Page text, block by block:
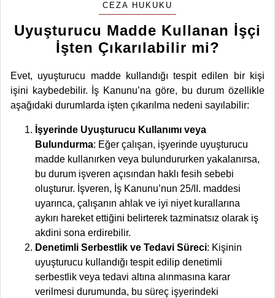
CEZA HUKUKU
Uyuşturucu Madde Kullanan İşçi
İşten Çıkarılabilir mi?
Evet, uyuşturucu madde kullandığı tespit edilen bir kişi
işini kaybedebilir. İş Kanunu’na göre, bu durum özellikle
aşağıdaki durumlarda işten çıkarılma nedeni sayılabilir:
İşyerinde Uyuşturucu Kullanımı veya
Bulundurma: Eğer çalışan, işyerinde uyuşturucu
madde kullanırken veya bulundururken yakalanırsa,
bu durum işveren açısından haklı fesih sebebi
oluşturur. İşveren, İş Kanunu’nun 25/II. maddesi
uyarınca, çalışanın ahlak ve iyi niyet kurallarına
aykırı hareket ettiğini belirterek tazminatsız olarak iş
akdini sona erdirebilir.
Denetimli Serbestlik ve Tedavi Süreci: Kişinin
uyuşturucu kullandığı tespit edilip denetimli
serbestlik veya tedavi altına alınmasına karar
verilmesi durumunda, bu süreç işyerindeki